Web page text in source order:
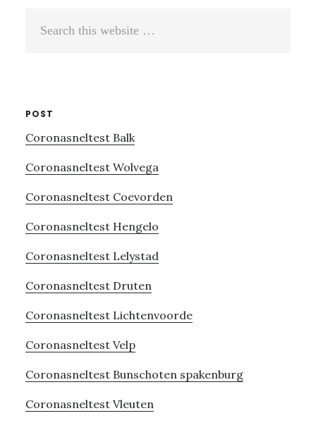
POST
Coronasneltest Balk
Coronasneltest Wolvega
Coronasneltest Coevorden
Coronasneltest Hengelo
Coronasneltest Lelystad
Coronasneltest Druten
Coronasneltest Lichtenvoorde
Coronasneltest Velp
Coronasneltest Bunschoten spakenburg
Coronasneltest Vleuten